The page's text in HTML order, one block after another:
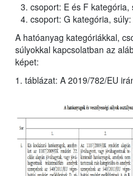
csoport: E és F kategória,
csoport: G kategória,
A hatóanyag kategóriákkal,
súlyokkal kapcsolatban az
képet:
1. táblázat: A 2019/782/EU